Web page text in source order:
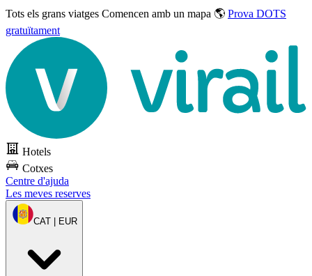
Tots els grans viatges Comencen amb un mapa 🌎 Prova DOTS
gratuïtament
Hotels
Cotxes
Centre d'ajuda
Les meves reserves
CAT | EUR